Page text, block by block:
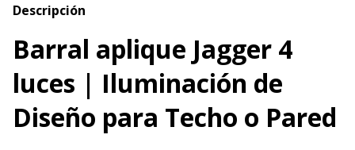
Descripción
Barral aplique Jagger 4
luces | Iluminación de
Diseño para Techo o Pared